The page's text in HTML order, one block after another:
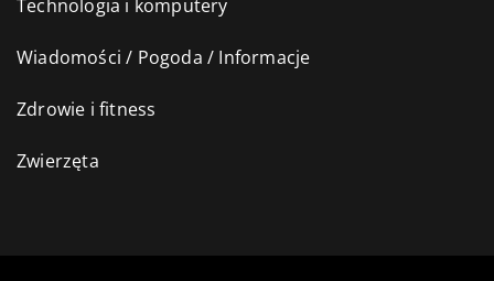
Technologia i komputery
Wiadomości / Pogoda / Informacje
Zdrowie i fitness
Zwierzęta